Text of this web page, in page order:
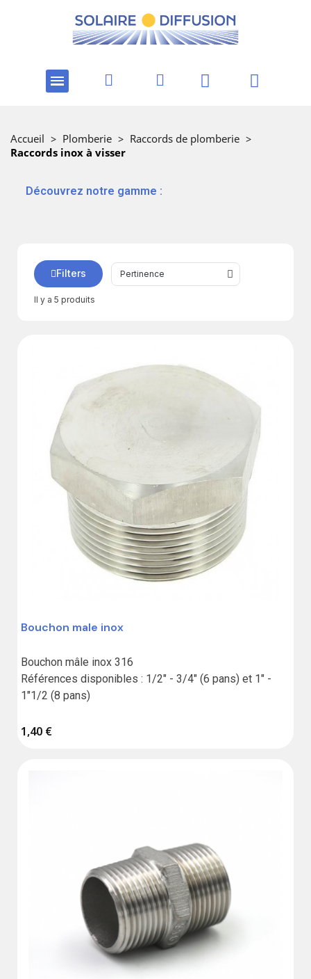
Accueil > Plomberie > Raccords de plomberie >
Raccords inox à visser
‎ ‎ ‎‎ ‎Découvrez notre gamme :
Il y a 5 produits
Filters
Bouchon male inox
Bouchon mâle inox 316
Références disponibles : 1/2" - 3/4" (6 pans) et 1" -
1"1/2 (8 pans)
1,40 €